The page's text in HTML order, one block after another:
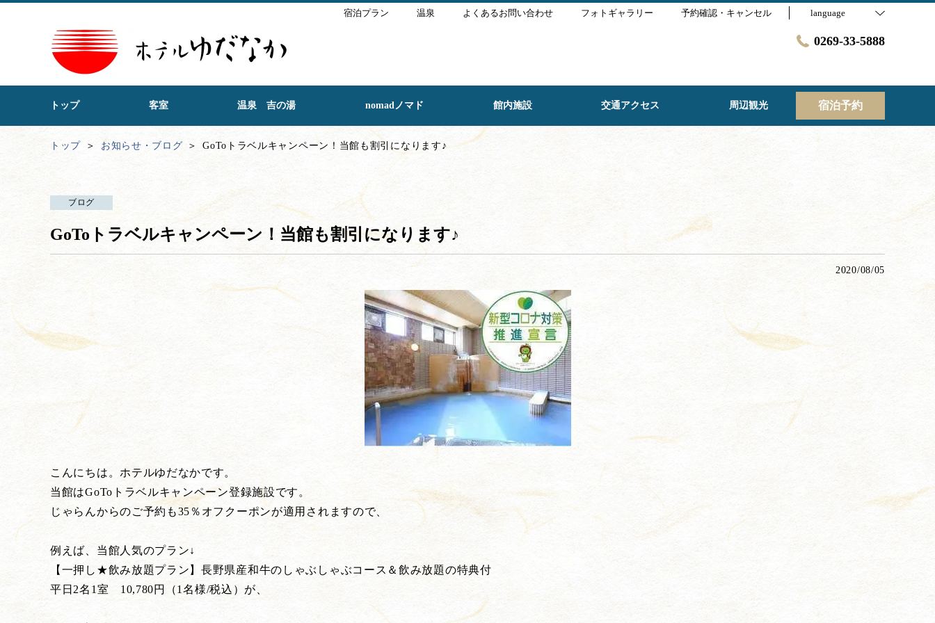
宿泊プラン 温泉 よくあるお問い合わせ フォトギャラリー 予約確認・キャンセル language
0269-33-5888
トップ 客室 温泉 吉の湯 nomadノマド 館内施設 交通アクセス 周辺観光 宿泊予約
トップ お知らせ・ブログ GoToトラベルキャンペーン！当館も割引になります♪
ブログ
GoToトラベルキャンペーン！当館も割引になります♪
2020/08/05
こんにちは。ホテルゆだなかです。
当館はGoToトラベルキャンペーン登録施設です。
じゃらんからのご予約も35％オフクーポンが適用されますので、
例えば、当館人気のプラン↓
【一押し★飲み放題プラン】長野県産和牛のしゃぶしゃぶコース＆飲み放題の特典付
平日2名1室 10,780円（1名様/税込）が、